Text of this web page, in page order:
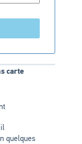
carte
quelques